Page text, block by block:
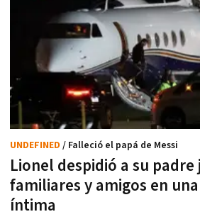
Lionel despidió a su padre
familiares y amigos en
íntima
UNDEFINED / Falleció el papá de Messi